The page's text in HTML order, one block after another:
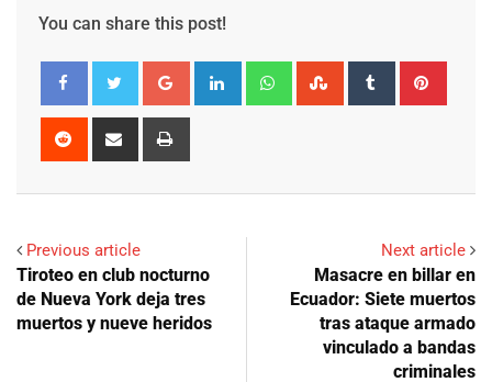
You can share this post!
Google+ LinkedIn WhatsappStumbleUpon
Tumblr
Reddit
Share
Previous article
Tiroteo en club nocturno
de Nueva York deja tres
muertos y nueve heridos
Next article
Masacre en billar en
Ecuador: Siete muertos
tras ataque armado
vinculado a bandas
criminales